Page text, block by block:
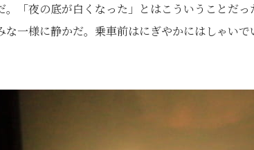
。「夜の底が白くなった」とはこういうことだ
な一様に静かだ。乗車前はにぎやかにはしゃい